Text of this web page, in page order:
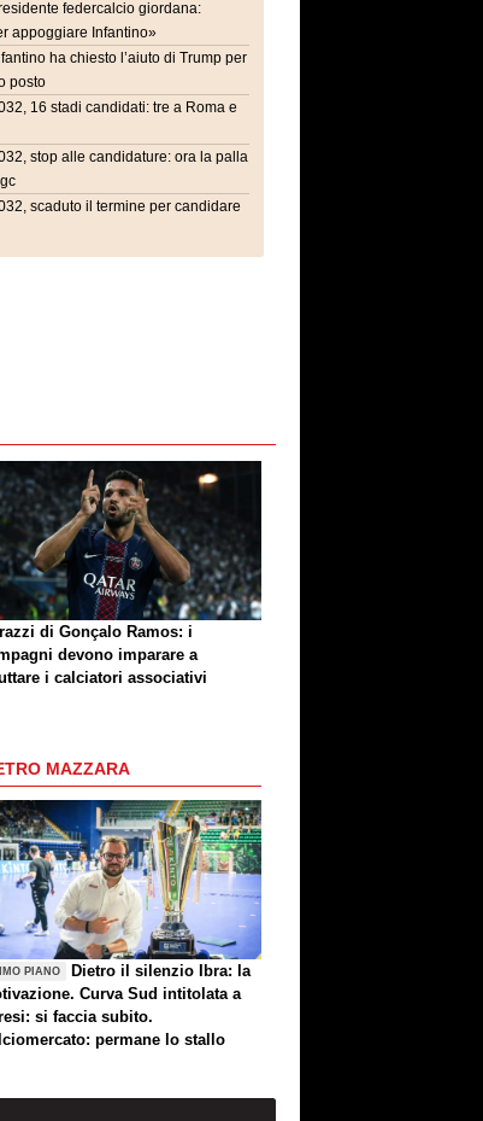
federcalcio giordana:
appoggiare Infantino»
ha chiesto l’aiuto di Trump per
posto
16 stadi candidati: tre a Roma e
stop alle candidature: ora la palla
scaduto il termine per candidare
di Gonçalo Ramos: i
devono imparare a
i calciatori associativi
MAZZARA
PIANO
Dietro il silenzio Ibra: la
Curva Sud intitolata a
si faccia subito.
permane lo stallo